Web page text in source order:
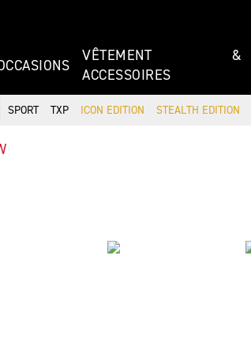
VÊTEMENT &
ACCESSOIRES
SPORT TXP ICON EDITION STEALTH EDITION